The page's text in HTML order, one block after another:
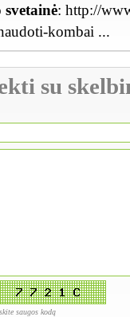
: http://
kombai ...
su
saugos kodą